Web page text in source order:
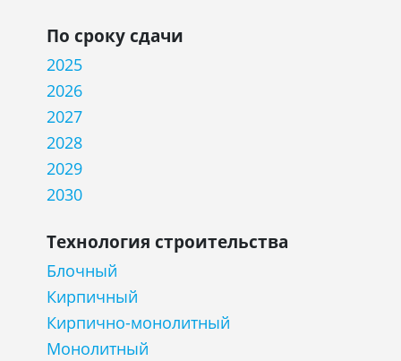
По сроку сдачи
2025
2026
2027
2028
2029
2030
Технология строительства
Блочный
Кирпичный
Кирпично-монолитный
Монолитный